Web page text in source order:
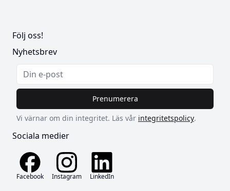
Följ oss!
Nyhetsbrev
Prenumerera
Vi värnar om din integritet. Läs vår integritetspolicy.
Sociala medier
Facebook Instagram LinkedIn